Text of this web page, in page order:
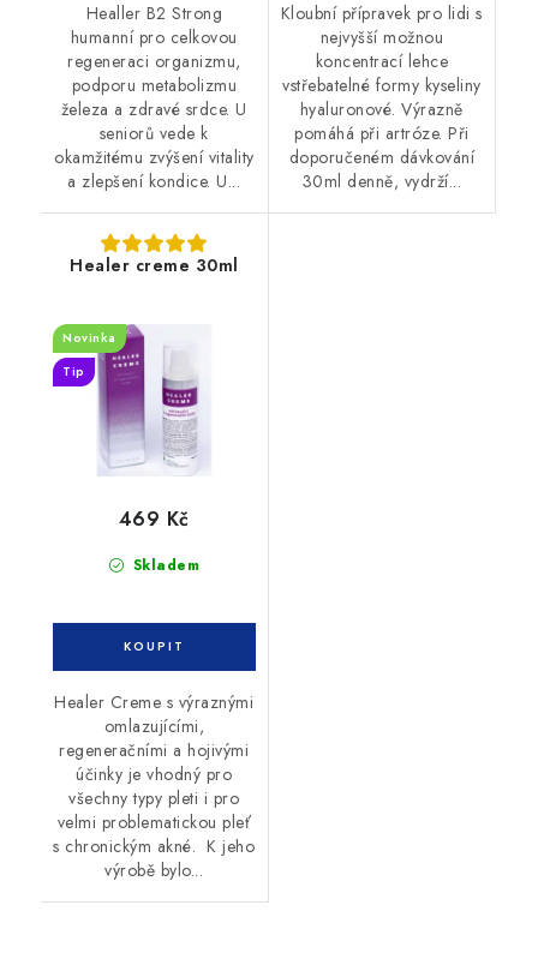
Healler B2 Strong
humanní pro celkovou
regeneraci organizmu,
podporu metabolizmu
železa a zdravé srdce. U
seniorů vede k
okamžitému zvýšení vitality
a zlepšení kondice. U...
Kloubní přípravek pro lidi s
nejvyšší možnou
koncentrací lehce
vstřebatelné formy kyseliny
hyaluronové. Výrazně
pomáhá při artróze. Při
doporučeném dávkování
30ml denně, vydrží...
Healer creme 30ml
Novinka
Tip
Skladem
469 Kč
Healer Creme s výraznými
omlazujícími,
regeneračními a hojivými
účinky je vhodný pro
všechny typy pleti i pro
velmi problematickou pleť
s chronickým akné. K jeho
výrobě bylo...